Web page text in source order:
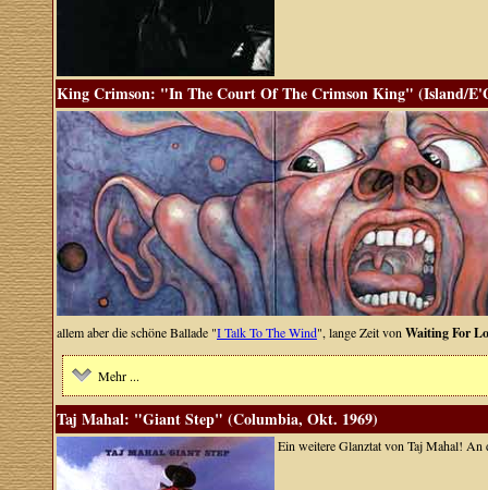
King Crimson: "In The Court Of The Crimson King" (Island/
allem aber die schöne Ballade "I Talk To The Wind", lange Zeit von Waiting For
Mehr ...
Taj Mahal: "Giant Step" (Columbia, Okt. 1969)
Ein weitere Glanztat von Taj Mahal!